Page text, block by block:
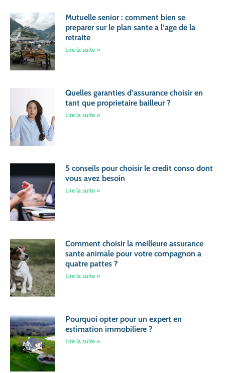
Mutuelle senior : comment bien se
preparer sur le plan sante a l’age de la
retraite
Lire la suite »
Quelles garanties d’assurance choisir en
tant que proprietaire bailleur ?
Lire la suite »
5 conseils pour choisir le credit conso dont
vous avez besoin
Lire la suite »
Comment choisir la meilleure assurance
sante animale pour votre compagnon a
quatre pattes ?
Lire la suite »
Pourquoi opter pour un expert en
estimation immobiliere ?
Lire la suite »